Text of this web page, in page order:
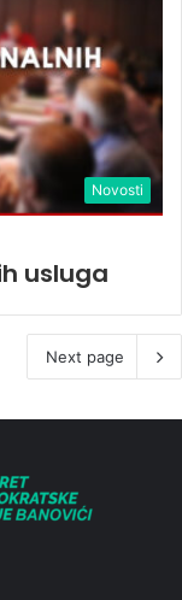
Novosti
usluga
Next page